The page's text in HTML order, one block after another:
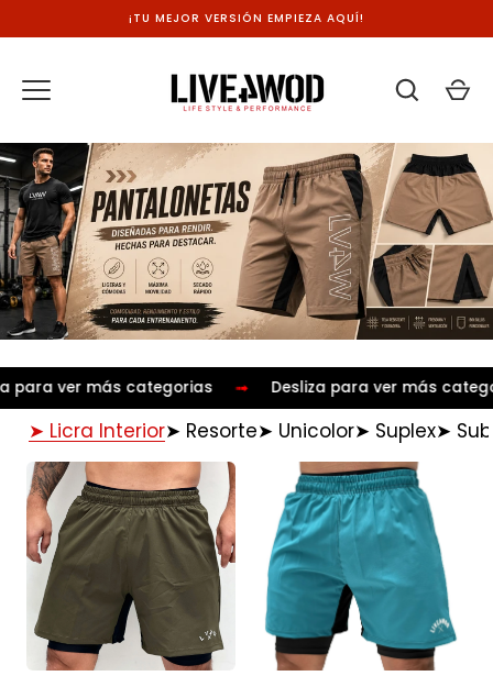
al
¡TU MEJOR VERSIÓN EMPIEZA AQUÍ!
para ver más categorias ➟ Desliza para ver más
➤ Licra Interior➤ Resorte➤ Unicolor➤ Suplex➤